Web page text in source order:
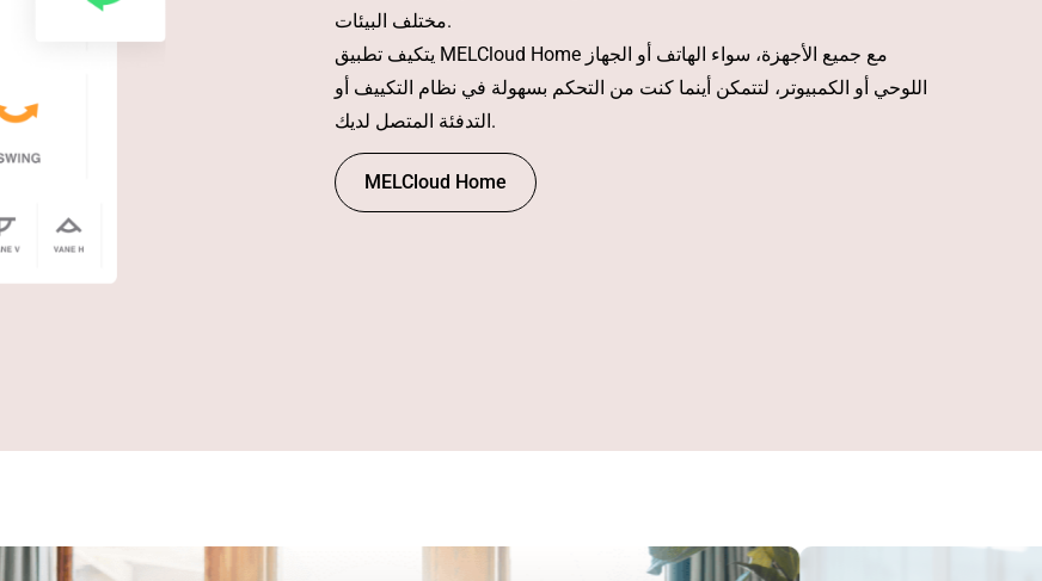
مختلف البيئات.
يتكيف تطبيق MELCloud Home مع جميع الأجهزة، سواء الهاتف أو الجهاز
اللوحي أو الكمبيوتر، لتتمكن أينما كنت من التحكم بسهولة في نظام التكييف أو
التدفئة المتصل لديك.
MELCloud Home